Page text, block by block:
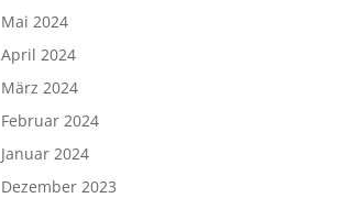
Mai 2024
April 2024
März 2024
Februar 2024
Januar 2024
Dezember 2023